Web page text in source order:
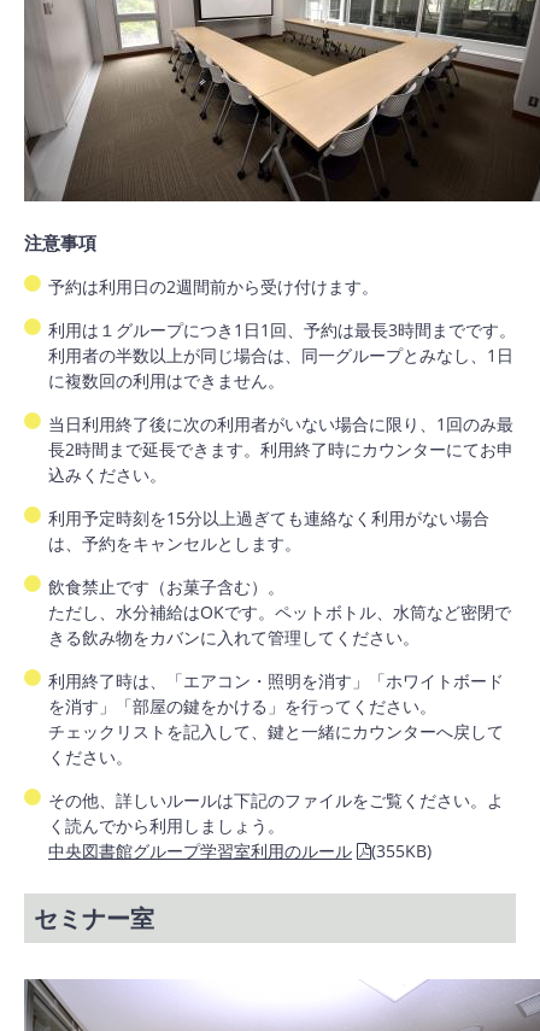
注意事項
予約は利用日の2週間前から受け付けます。
利用は１グループにつき1日1回、予約は最長3時間までです。
利用者の半数以上が同じ場合は、同一グループとみなし、1日
に複数回の利用はできません。
当日利用終了後に次の利用者がいない場合に限り、1回のみ最
長2時間まで延長できます。利用終了時にカウンターにてお申
込みください。
利用予定時刻を15分以上過ぎても連絡なく利用がない場合
は、予約をキャンセルとします。
飲食禁止です（お菓子含む）。
ただし、水分補給はOKです。ペットボトル、水筒など密閉で
きる飲み物をカバンに入れて管理してください。
利用終了時は、「エアコン・照明を消す」「ホワイトボード
を消す」「部屋の鍵をかける」を行ってください。
チェックリストを記入して、鍵と一緒にカウンターへ戻して
ください。
その他、詳しいルールは下記のファイルをご覧ください。よ
く読んでから利用しましょう。
中央図書館グループ学習室利用のルール
(355KB)
セミナー室